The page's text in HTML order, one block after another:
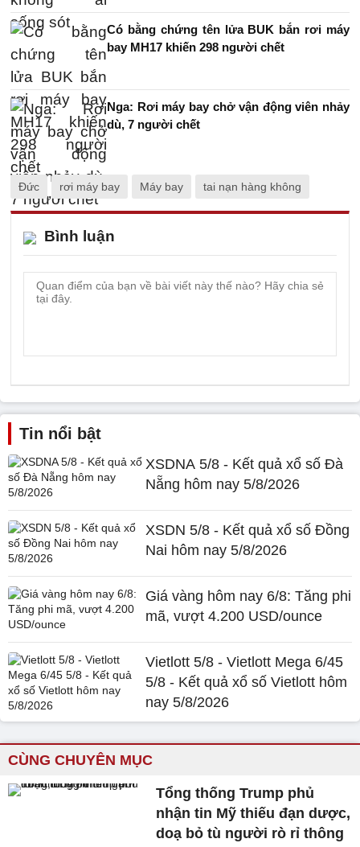
Có bằng chứng tên lửa BUK bắn rơi máy
bay MH17 khiến 298 người chết
Nga: Rơi máy bay chở vận động viên nhảy
dù, 7 người chết
Đức rơi máy bay Máy bay tai nạn hàng không
Bình luận
Tin nổi bật
XSDNA 5/8 - Kết quả xổ số Đà
Nẵng hôm nay 5/8/2026
XSDN 5/8 - Kết quả xổ số Đồng
Nai hôm nay 5/8/2026
Giá vàng hôm nay 6/8: Tăng phi
mã, vượt 4.200 USD/ounce
Vietlott 5/8 - Vietlott Mega 6/45
5/8 - Kết quả xổ số Vietlott hôm
nay 5/8/2026
CÙNG CHUYÊN MỤC
Tổng thống Trump phủ
nhận tin Mỹ thiếu đạn dược,
doạ bỏ tù người rò rỉ thông